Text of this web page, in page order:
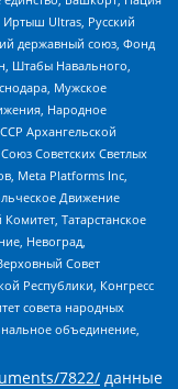
Ultras, Русский
державный союз, Фонд
Штабы Навального,
Мужское
Народное
Архангельской
Советских Светлых
Meta Platforms Inc,
Движение
Татарстанское
Невоград,
Совет
Республики, Конгресс
совета народных
объединение,
7822/ данные